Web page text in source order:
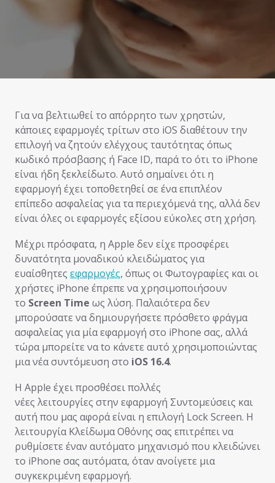
Για να βελτιωθεί το απόρρητο των χρηστών,
κάποιες εφαρμογές τρίτων στο iOS διαθέτουν την
επιλογή να ζητούν ελέγχους ταυτότητας όπως
κωδικό πρόσβασης ή Face ID, παρά το ότι το iPhone
είναι ήδη ξεκλείδωτο. Αυτό σημαίνει ότι η
εφαρμογή έχει τοποθετηθεί σε ένα επιπλέον
επίπεδο ασφαλείας για τα περιεχόμενά της, αλλά δεν
είναι όλες οι εφαρμογές εξίσου εύκολες στη χρήση.
Μέχρι πρόσφατα, η Apple δεν είχε προσφέρει
δυνατότητα μοναδικού κλειδώματος για
ευαίσθητες εφαρμογές, όπως οι Φωτογραφίες και οι
χρήστες iPhone έπρεπε να χρησιμοποιήσουν
το Screen Time ως λύση. Παλαιότερα δεν
μπορούσατε να δημιουργήσετε πρόσθετο φράγμα
ασφαλείας για μία εφαρμογή στο iPhone σας, αλλά
τώρα μπορείτε να to κάνετε αυτό χρησιμοποιώντας
μια νέα συντόμευση στο iOS 16.4.
Η Apple έχει προσθέσει πολλές
νέες λειτουργίες στην εφαρμογή Συντομεύσεις και
αυτή που μας αφορά είναι η επιλογή Lock Screen. Η
λειτουργία Κλείδωμα Οθόνης σας επιτρέπει να
ρυθμίσετε έναν αυτόματο μηχανισμό που κλειδώνει
το iPhone σας αυτόματα, όταν ανοίγετε μια
συγκεκριμένη εφαρμoγή.